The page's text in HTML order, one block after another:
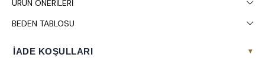
ÜRÜN ÖNERILERI
BEDEN TABLOSU
İADE KOŞULLARI ▾